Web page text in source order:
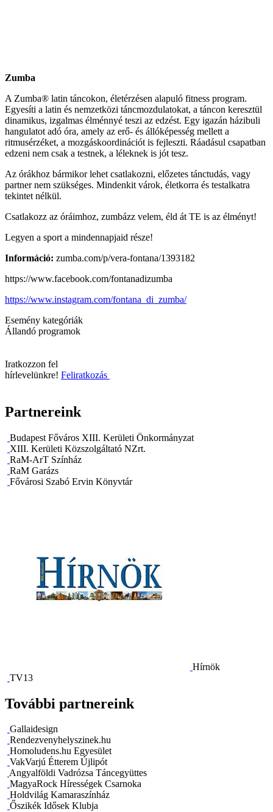
Zumba
A Zumba® latin táncokon, életérzésen alapuló fitness program.
Egyesíti a latin és nemzetközi táncmozdulatokat, a táncon keresztül
dinamikus, izgalmas élménnyé teszi az edzést. Egy igazán házibuli
hangulatot adó óra, amely az erő- és állóképesség mellett a
ritmusérzéket, a mozgáskoordinációt is fejleszti. Ráadásul csapatban
edzeni nem csak a testnek, a léleknek is jót tesz.
Az órákhoz bármikor lehet csatlakozni, előzetes tánctudás, vagy
partner nem szükséges. Mindenkit várok, életkorra és testalkatra
tekintet nélkül.
Csatlakozz az óráimhoz, zumbázz velem, éld át TE is az élményt!
Legyen a sport a mindennapjaid része!
Információ: zumba.com/p/vera-fontana/1393182
https://www.facebook.com/fontanadizumba
https://www.instagram.com/fontana_di_zumba/
Esemény kategóriák
Állandó programok
Iratkozzon fel
hírlevelünkre! Feliratkozás
Partnereink
Budapest Főváros XIII. Kerületi Önkormányzat
XIII. Kerületi Közszolgáltató NZrt.
RaM-ArT Színház
RaM Garázs
Fővárosi Szabó Ervin Könyvtár
Hírnök
TV13
További partnereink
Gallaidesign
Rendezvenyhelyszinek.hu
Homoludens.hu Egyesület
VakVarjú Étterem Újlipót
Angyalföldi Vadrózsa Táncegyüttes
MagyaRock Hírességek Csarnoka
Holdvilág Kamaraszínház
Őszikék Idősek Klubja